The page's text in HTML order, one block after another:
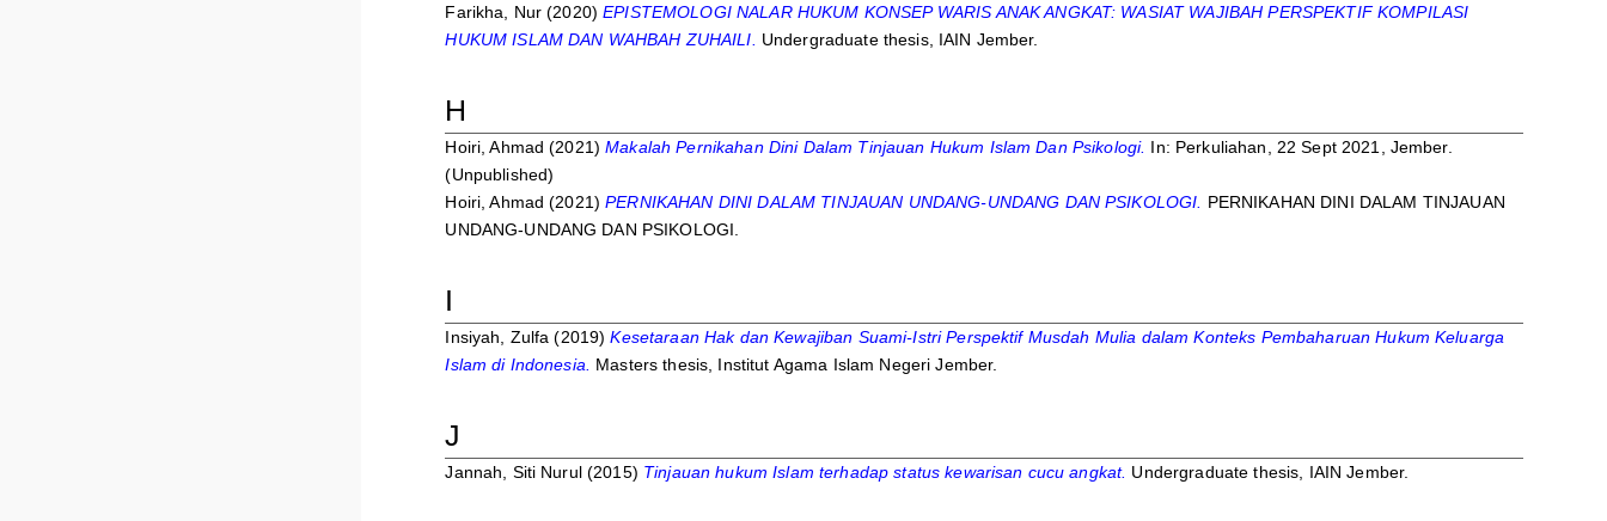
Farikha, Nur (2020)EPISTEMOLOGI NALAR HUKUM KONSEP WARIS ANAK ANGKAT: WASIAT WAJIBAH PERSPEKTIF KOMPILASI
HUKUM ISLAM DAN WAHBAH ZUHAILI.
Undergraduate thesis, IAIN Jember.
H
Hoiri, Ahmad (2021)Makalah Pernikahan Dini Dalam Tinjauan Hukum Islam Dan Psikologi. In: Perkuliahan, 22 Sept 2021, Jember.
(Unpublished)
Hoiri, Ahmad (2021)PERNIKAHAN DINI DALAM TINJAUAN UNDANG-UNDANG DAN PSIKOLOGI.
PERNIKAHAN DINI DALAM TINJAUAN
UNDANG-UNDANG DAN PSIKOLOGI.
I
Insiyah, Zulfa (2019)Kesetaraan Hak dan Kewajiban Suami-Istri Perspektif Musdah Mulia dalam Konteks Pembaharuan Hukum Keluarga
Islam di Indonesia.
Masters thesis, Institut Agama Islam Negeri Jember.
J
Jannah, Siti Nurul(2015) Tinjauan hukum Islam terhadap status kewarisan cucu angkat. Undergraduate thesis, IAIN Jember.